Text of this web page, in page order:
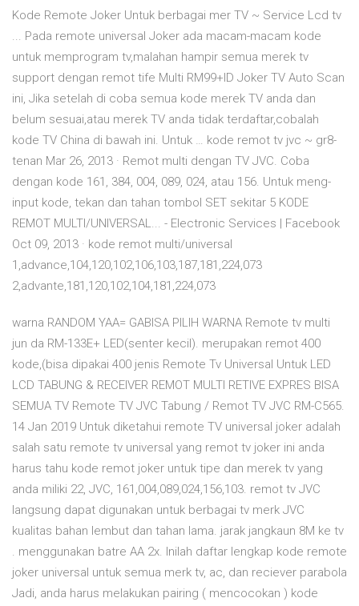
Kode Remote Joker Untuk berbagai mer TV ~ Service Lcd tv
... Pada remote universal Joker ada macam-macam kode
untuk memprogram tv,malahan hampir semua merek tv
support dengan remot tife Multi RM99+ID Joker TV Auto Scan
ini, Jika setelah di coba semua kode merek TV anda dan
belum sesuai,atau merek TV anda tidak terdaftar,cobalah
kode TV China di bawah ini. Untuk … kode remot tv jvc ~ gr8-
tenan Mar 26, 2013 · Remot multi dengan TV JVC. Coba
dengan kode 161, 384, 004, 089, 024, atau 156. Untuk meng-
input kode, tekan dan tahan tombol SET sekitar 5 KODE
REMOT MULTI/UNIVERSAL... - Electronic Services | Facebook
Oct 09, 2013 · kode remot multi/universal
1,advance,104,120,102,106,103,187,181,224,073
2,advante,181,120,102,104,181,224,073
warna RANDOM YAA= GABISA PILIH WARNA Remote tv multi
jun da RM-133E+ LED(senter kecil). merupakan remot 400
kode,(bisa dipakai 400 jenis Remote Tv Universal Untuk LED
LCD TABUNG & RECEIVER REMOT MULTI RETIVE EXPRES BISA
SEMUA TV Remote TV JVC Tabung / Remot TV JVC RM-C565.
14 Jan 2019 Untuk diketahui remote TV universal joker adalah
salah satu remote tv universal yang remot tv joker ini anda
harus tahu kode remot joker untuk tipe dan merek tv yang
anda miliki 22, JVC, 161,004,089,024,156,103. remot tv JVC
langsung dapat digunakan untuk berbagai tv merk JVC
kualitas bahan lembut dan tahan lama. jarak jangkaun 8M ke tv
. menggunakan batre AA 2x. Inilah daftar lengkap kode remote
joker universal untuk semua merk tv, ac, dan reciever parabola
Jadi, anda harus melakukan pairing ( mencocokan ) kode